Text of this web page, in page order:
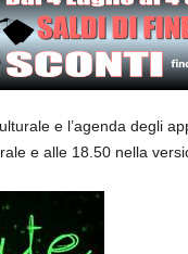
e l’agenda degli
e alle 18.50 nella